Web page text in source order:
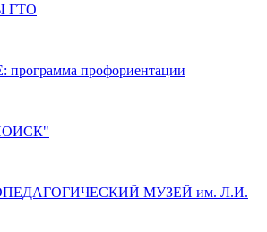
ГТО
профориентации
МУЗЕЙ им. Л.И.